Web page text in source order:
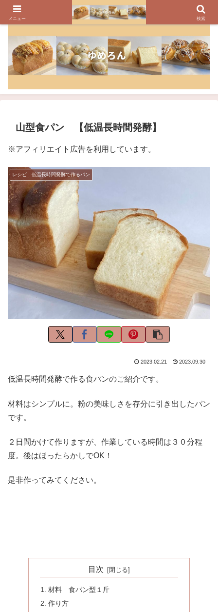
パンのレシピ、パン作りの疑問や美味しく焼けるコツを紹介しています
山型食パン 【低温長時間発酵】
※アフィリエイト広告を利用しています。
レシピ 低温長時間発酵で作るパン
2023.02.21 2023.09.30
低温長時間発酵で作る食パンのご紹介です。
材料はシンプルに。粉の美味しさを存分に引き出したパン
です。
２日間かけて作りますが、作業している時間は３０分程
度。後はほったらかしでOK！
是非作ってみてください。
目次
材料 食パン型１斤
作り方
メニュー 検索